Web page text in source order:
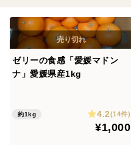
ゼリーの食感「愛媛マドン
ナ」愛媛県産1kg
約1kg 4.2(14件)
¥1,000